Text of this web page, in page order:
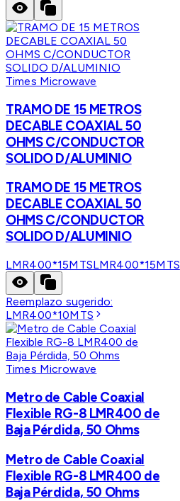
Times Microwave
TRAMO DE 15 METROS
DECABLE COAXIAL 50
OHMS C/CONDUCTOR
SOLIDO D/ALUMINIO
TRAMO DE 15 METROS
DECABLE COAXIAL 50
OHMS C/CONDUCTOR
SOLIDO D/ALUMINIO
LMR400*15MTSLMR400*15MTS
Reemplazo sugerido:
LMR400*10MTS
Times Microwave
Metro de Cable Coaxial
Flexible RG-8 LMR400 de
Baja Pérdida, 50 Ohms
Metro de Cable Coaxial
Flexible RG-8 LMR400 de
Baja Pérdida, 50 Ohms